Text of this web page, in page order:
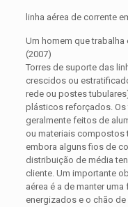
linha aérea de corrente
Um homem que trabalha
(2007)
Torres de suporte das
crescidos ou
rede ou postes
plásticos reforçados. Os
geralmente feitos de
ou materiais compostos
embora alguns fios de
distribuição de média
cliente. Um importante
aérea é a de manter
energizados e o chão